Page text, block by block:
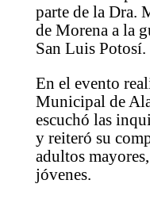
parte de la Dra.
de Morena a la
San Luis Potosí.
En el evento
Municipal de
escuchó las
y reiteró su
adultos
jóvenes.